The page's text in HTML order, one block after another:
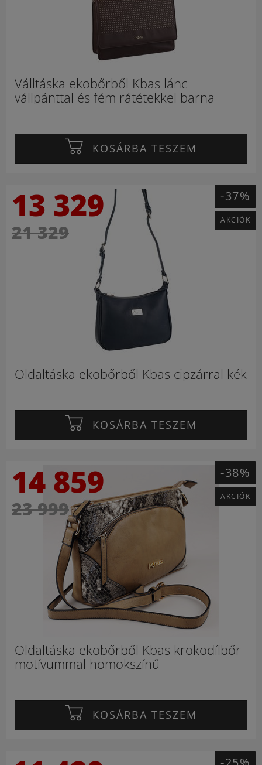
Válltáska ekobőrből Kbas lánc
vállpánttal és fém rátétekkel barna
KOSÁRBA TESZEM
13 329
21 329
-37%
AKCIÓK
Oldaltáska ekobőrből Kbas cipzárral kék
KOSÁRBA TESZEM
14 859
23 999
-38%
AKCIÓK
Oldaltáska ekobőrből Kbas krokodílbőr
motívummal homokszínű
KOSÁRBA TESZEM